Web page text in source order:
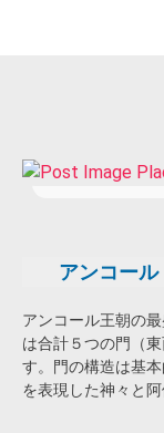
アンコー
アンコール王朝の
は合計５つの門（
す。門の構造は基
を表現した神々と阿